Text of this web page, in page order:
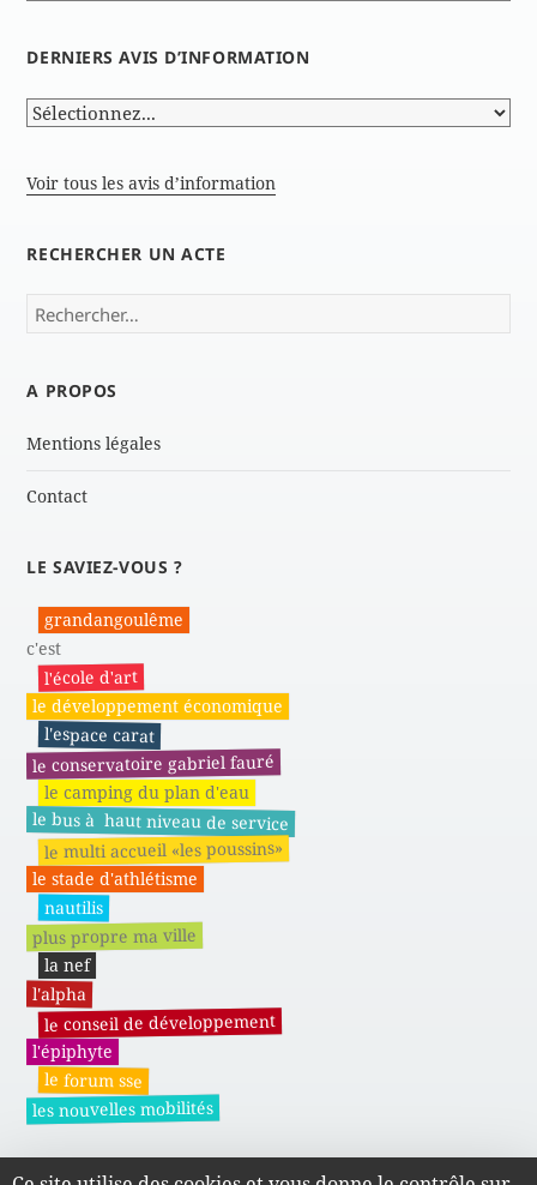
DERNIERS AVIS D’INFORMATION
Voir tous les avis d’information
RECHERCHER UN ACTE
Rechercher :
A PROPOS
Mentions légales
Contact
LE SAVIEZ-VOUS ?
grandangoulême
c'est
l'école d'art
le développement économique
l'espace carat
le conservatoire gabriel fauré
le camping du plan d'eau
le bus à haut niveau de service
le multi accueil «les poussins»
le stade d'athlétisme
nautilis
plus propre ma ville
la nef
l'alpha
le conseil de développement
l'épiphyte
le forum sse
les nouvelles mobilités